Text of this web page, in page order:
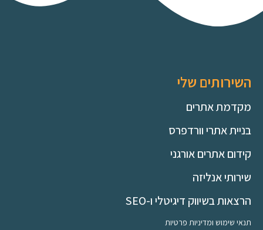
השירותים שלי
מקדמת אתרים
בניית אתרי וורדפרס
קידום אתרים אורגני
שירותי אנליזה
הרצאות בשיווק דיגיטלי ו-SEO
תנאי שימוש ומדיניות פרטיות